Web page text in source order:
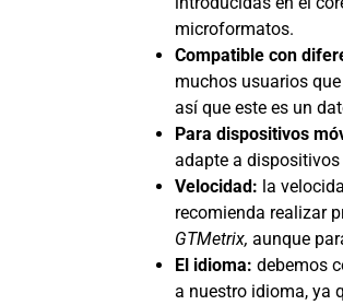
microformatos.
Compatible con
muchos usuarios
así que este es un
Para dispositivos
adapte a
Velocidad: la
recomienda realizar
GTMetrix, aunque
El idioma: debemos
a nuestro idioma, ya